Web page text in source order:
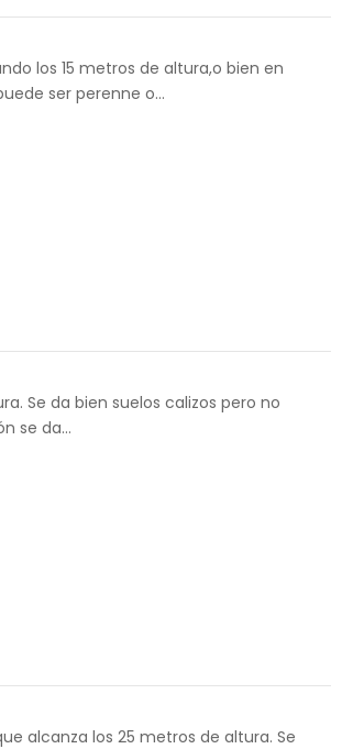
los 15 metros de altura,o bien en
ser perenne o…
Se da bien suelos calizos pero no
se da…
alcanza los 25 metros de altura. Se